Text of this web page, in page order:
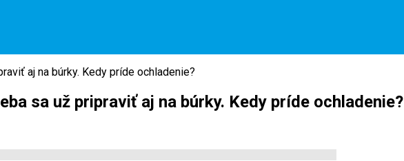
aj na búrky. Kedy príde ochladenie?
sa už pripraviť aj na búrky. Kedy príde ochladenie?